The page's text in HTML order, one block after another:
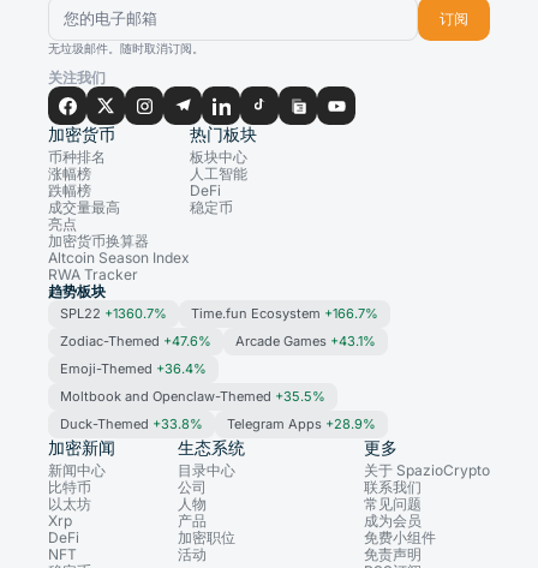
订阅
无垃圾邮件。随时取消订阅。
关注我们
加密货币
币种排名
涨幅榜
跌幅榜
成交量最高
亮点
加密货币换算器
Altcoin Season Index
RWA Tracker
热门板块
板块中心
人工智能
DeFi
稳定币
趋势板块
SPL22 +1360.7% Time.fun Ecosystem +166.7%
Zodiac-Themed +47.6% Arcade Games +43.1%
Emoji-Themed +36.4%
Moltbook and Openclaw-Themed +35.5%
Duck-Themed +33.8% Telegram Apps +28.9%
加密新闻
新闻中心
比特币
以太坊
Xrp
DeFi
NFT
生态系统
目录中心
公司
人物
产品
加密职位
活动
更多
关于 SpazioCrypto
联系我们
常见问题
成为会员
免费小组件
免责声明